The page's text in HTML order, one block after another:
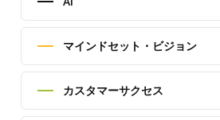
マインドセット・ビジョン
カスタマーサクセス